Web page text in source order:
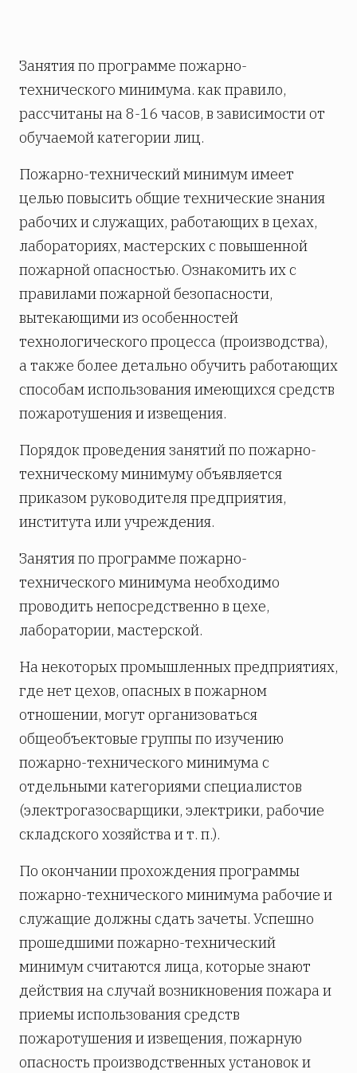
Занятия по программе пожарно-
технического минимума. как правило,
рассчитаны на 8-16 часов, в зависимости от
обучаемой категории лиц.
Пожарно-технический минимум имеет
целью повысить общие технические знания
рабочих и служащих, работающих в цехах,
лабораториях, мастерских с повышенной
пожарной опасностью. Ознакомить их с
правилами пожарной безопасности,
вытекающими из особенностей
технологического процесса (производства),
а также более детально обучить работающих
способам использования имеющихся средств
пожаротушения и извещения.
Порядок проведения занятий по пожарно-
техническому минимуму объявляется
приказом руководителя предприятия,
института или учреждения.
Занятия по программе пожарно-
технического минимума необходимо
проводить непосредственно в цехе,
лаборатории, мастерской.
На некоторых промышленных предприятиях,
где нет цехов, опасных в пожарном
отношении, могут организоваться
общеобъектовые группы по изучению
пожарно-технического минимума с
отдельными категориями специалистов
(электрогазосварщики, электрики, рабочие
складского хозяйства и т. п.).
По окончании прохождения программы
пожарно-технического минимума рабочие и
служащие должны сдать зачеты. Успешно
прошедшими пожарно-технический
минимум считаются лица, которые знают
действия на случай возникновения пожара и
приемы использования средств
пожаротушения и извещения, пожарную
опасность производственных установок и